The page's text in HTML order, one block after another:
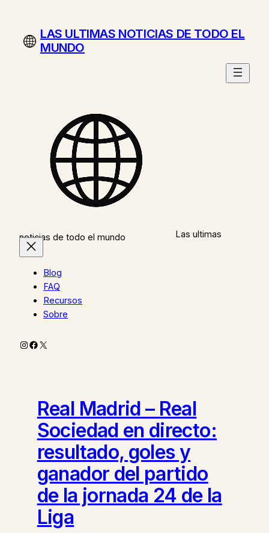
contenidoLAS ULTIMAS NOTICIAS DE TODO EL
MUNDO
Las ultimas
noticias de todo el mundo
Blog
FAQ
Recursos
Sobre
Instagram
Facebook
X
Real Madrid – Real
Sociedad en directo:
resultado, goles y
ganador del partido
de la jornada 24 de la
Liga